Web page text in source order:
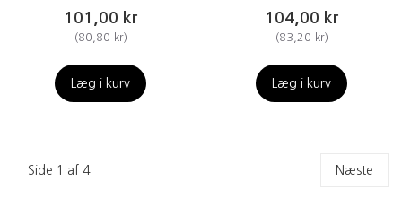
101,00 kr
(80,80 kr)
Læg i kurv
104,00 kr
(83,20 kr)
Læg i kurv
Side 1 af 4 Næste